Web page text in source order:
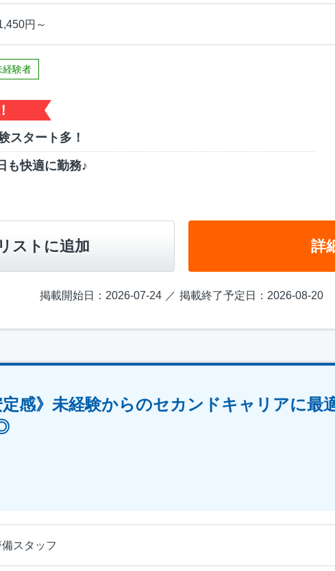
円～
経験者
スタート多！
も快適に勤務♪
ストに追加 詳
掲載開始日：2026-07-24 掲載終了予定日：2026-08-20
定感》未経験からのセカンドキャリアに最
スタッフ